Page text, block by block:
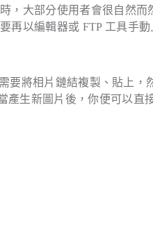
，大部分使用者會很自然
再以編輯器或 FTP 工具手
要將相片鏈結複製、貼上，
產生新圖片後，你便可以直